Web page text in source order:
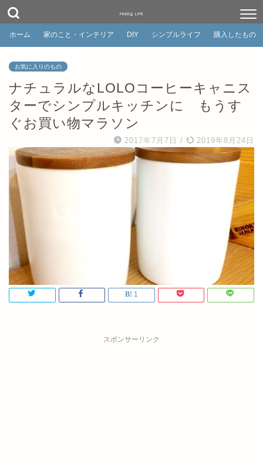
FREEQ LIFE
ホーム 家のこと・インテリア DIY シンプルライフ 購入したもの
お気に入りのもの
ナチュラルなLOLOコーヒーキャニス
ターでシンプルキッチンに もうす
ぐお買い物マラソン
2017年7月7日 / 2019年8月24日
1
スポンサーリンク